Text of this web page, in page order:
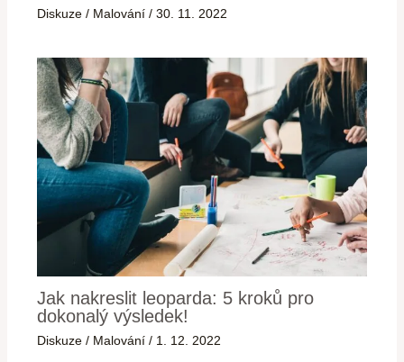
Diskuze / Malování /30. 11. 2022
Jak nakreslit leoparda: 5 kroků pro
dokonalý výsledek!
Diskuze / Malování / 1. 12. 2022